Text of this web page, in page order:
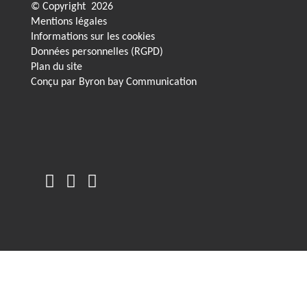
© Copyright 2026
Mentions légales
Informations sur les cookies
Données personnelles (RGPD)
Plan du site
Conçu par Byron bay Communication